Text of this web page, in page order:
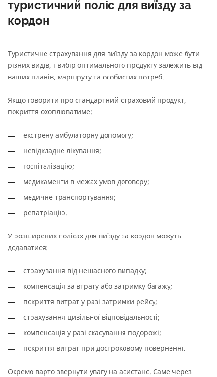
туристичний поліс для виїзду за
кордон
Туристичне страхування для виїзду за кордон може бути
різних видів, і вибір оптимального продукту залежить від
ваших планів, маршруту та особистих потреб.
Якщо говорити про стандартний страховий продукт,
покриття охоплюватиме:
екстрену амбулаторну допомогу;
невідкладне лікування;
госпіталізацію;
медикаменти в межах умов договору;
медичне транспортування;
репатріацію.
У розширених полісах для виїзду за кордон можуть
додаватися:
страхування від нещасного випадку;
компенсація за втрату або затримку багажу;
покриття витрат у разі затримки рейсу;
страхування цивільної відповідальності;
компенсація у разі скасування подорожі;
покриття витрат при достроковому поверненні.
Окремо варто звернути увагу на асистанс. Саме через